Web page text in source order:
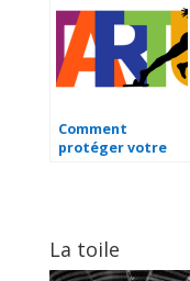
Comment
protéger votre
La toile